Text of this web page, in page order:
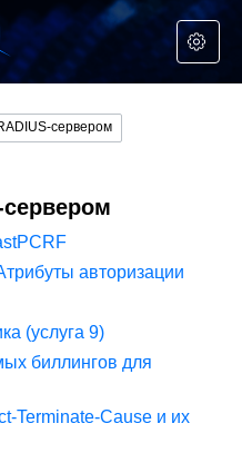
сервером
сервером
авторизации
(услуга 9)
биллингов для
Terminate-Cause и их